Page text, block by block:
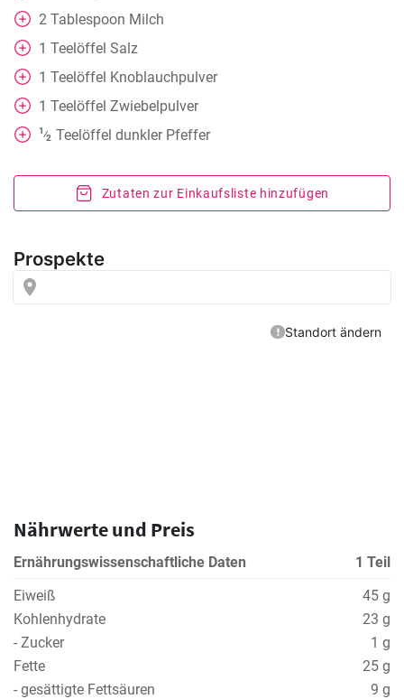
2 Tablespoon Milch
1 Teelöffel Salz
1 Teelöffel Knoblauchpulver
1 Teelöffel Zwiebelpulver
1⁄2 Teelöffel dunkler Pfeffer
Zutaten zur Einkaufsliste hinzufügen
Nährwerte und Preis
Ernährungswissenschaftliche Daten
1 Teil
Eiweiß
45 g
Kohlenhydrate
23 g
- Zucker
1 g
Fette
25 g
- gesättigte Fettsäuren
9 g